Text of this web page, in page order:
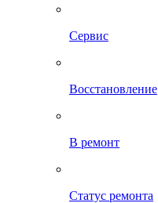
Сервис
Восстановление
В ремонт
Статус ремонта